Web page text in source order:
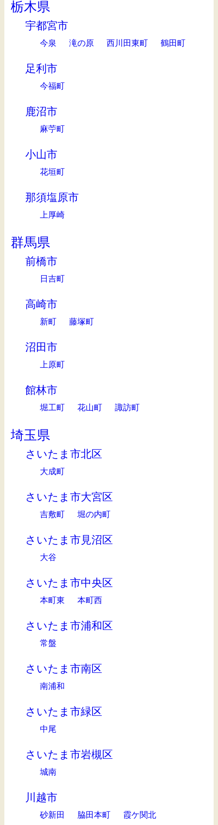
栃木県
宇都宮市
今泉 滝の原 西川田東町 鶴田町
足利市
今福町
鹿沼市
麻苧町
小山市
花垣町
那須塩原市
上厚崎
群馬県
前橋市
日吉町
高崎市
新町 藤塚町
沼田市
上原町
館林市
堀工町 花山町 諏訪町
埼玉県
さいたま市北区
大成町
さいたま市大宮区
吉敷町 堀の内町
さいたま市見沼区
大谷
さいたま市中央区
本町東 本町西
さいたま市浦和区
常盤
さいたま市南区
南浦和
さいたま市緑区
中尾
さいたま市岩槻区
城南
川越市
砂新田 脇田本町 霞ケ関北